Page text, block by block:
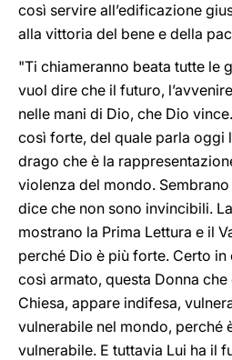
così servire all’edificazione
alla vittoria del bene e della
"Ti chiameranno beata tutte le
vuol dire che il futuro,
nelle mani di Dio, che Dio
così forte, del quale parla oggi
drago che è la
violenza del mondo.
dice che non sono invincibili.
mostrano la Prima Lettura e il
perché Dio è più forte. Certo
così armato, questa Donna che
Chiesa, appare indifesa,
vulnerabile nel mondo, perché
vulnerabile. E tuttavia Lui ha il